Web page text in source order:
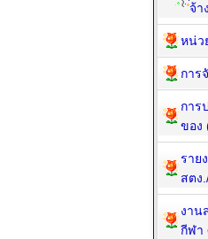
จ้า
หน่ว
การ
การ
ของ
ราย
สตง
งาน
กีฬา